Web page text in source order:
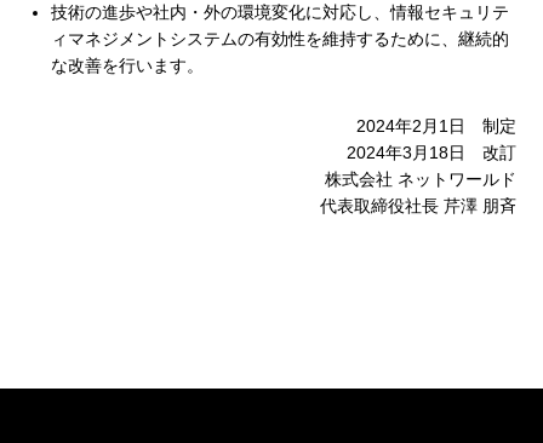
技術の進歩や社内・外の環境変化に対応し、情報セキュリテ
ィマネジメントシステムの有効性を維持するために、継続的
な改善を行います。
2024年2月1日 制定
2024年3月18日 改訂
株式会社 ネットワールド
代表取締役社長 芹澤 朋斉